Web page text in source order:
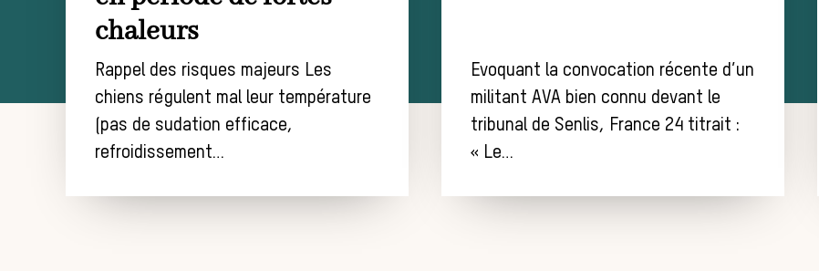
chaleurs
Rappel des risques majeurs Les
chiens régulent mal leur température
(pas de sudation efficace,
refroidissement…
Evoquant la convocation récente d’un
militant AVA bien connu devant le
tribunal de Senlis, France 24 titrait :
« Le…